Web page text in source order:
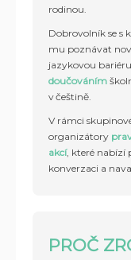
rodinou.
Dobrovolník se s
mu poznávat
jazykovou
doučováním
v češtině.
V rámci
organizátory
akcí, které nabízí
konverzaci a
PROČ